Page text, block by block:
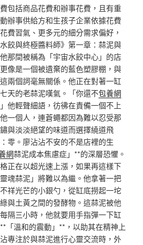
包括商品花費和辦事花費，且有重
辦事供給方和生孩子企業依據花費
費習氣、更多元的細分需求偏好，
餃與終極醬料師》第一章：蒜泥與
那間被稱為「宇宙水餃中心」的店
像是一個被遺棄的藍色塑膠棚，與
兩個詞毫無關係。他正在對著一缸
天的老蒜泥嘆氣。「你還不包養網
他輕聲細語，彷彿在責備一個不上
一個人，連蒼蠅都因為難以忍受那
與淡淡絕望的味道而選擇繞道飛
零。廖沾沾不安的不是店裡的生
網蒜泥成本焦慮症」**的深層恐懼。
正在以超光速上漲，如果再這樣下
魂蒜泥」將難以為繼。他拿著一把
祥光芒的小銀勺，從缸底撈起一坨
與土黃之間的發酵物。這蒜泥被他
隔三小時，他就要用手指彈一下缸
「溫和的震動」**，以助其在精神上
專注於與蒜泥進行心靈交流時，外